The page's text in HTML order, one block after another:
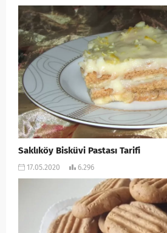
Saklıköy Bisküvi Pastası Tarifi
17.05.2020 6.296